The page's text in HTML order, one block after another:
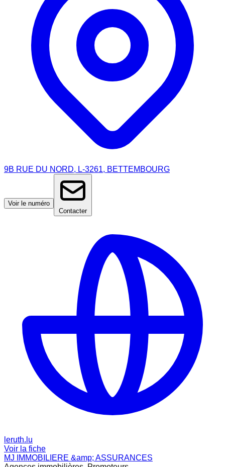
9B RUE DU NORD, L-3261, BETTEMBOURG
Voir le numéro
Contacter
leruth.lu
Voir la fiche
MJ IMMOBILIERE &amp; ASSURANCES